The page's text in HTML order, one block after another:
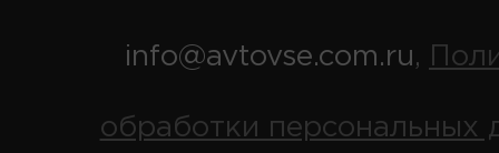
info@avtovse.com.ru,
обработки персональных